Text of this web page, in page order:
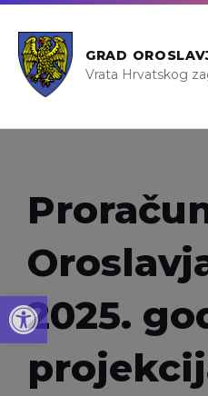
Open toolbar
GRAD
Vrata Hrvatskog
2025.